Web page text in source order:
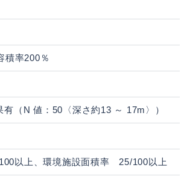
率200％
（N 値：50〈深さ約13 ～ 17m〉）
以上、環境施設面積率 25/100以上